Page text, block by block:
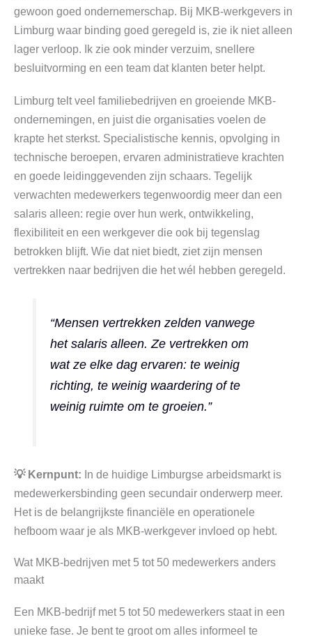
gewoon goed ondernemerschap. Bij MKB-werkgevers in
Limburg waar binding goed geregeld is, zie ik niet alleen
lager verloop. Ik zie ook minder verzuim, snellere
besluitvorming en een team dat klanten beter helpt.
Limburg telt veel familiebedrijven en groeiende MKB-
ondernemingen, en juist die organisaties voelen de
krapte het sterkst. Specialistische kennis, opvolging in
technische beroepen, ervaren administratieve krachten
en goede leidinggevenden zijn schaars. Tegelijk
verwachten medewerkers tegenwoordig meer dan een
salaris alleen: regie over hun werk, ontwikkeling,
flexibiliteit en een werkgever die ook bij tegenslag
betrokken blijft. Wie dat niet biedt, ziet zijn mensen
vertrekken naar bedrijven die het wél hebben geregeld.
“Mensen vertrekken zelden vanwege
het salaris alleen. Ze vertrekken om
wat ze elke dag ervaren: te weinig
richting, te weinig waardering of te
weinig ruimte om te groeien.”
💡 Kernpunt: In de huidige Limburgse arbeidsmarkt is
medewerkersbinding geen secundair onderwerp meer.
Het is de belangrijkste financiële en operationele
hefboom waar je als MKB-werkgever invloed op hebt.
Wat MKB-bedrijven met 5 tot 50 medewerkers anders
maakt
Een MKB-bedrijf met 5 tot 50 medewerkers staat in een
unieke fase. Je bent te groot om alles informeel te